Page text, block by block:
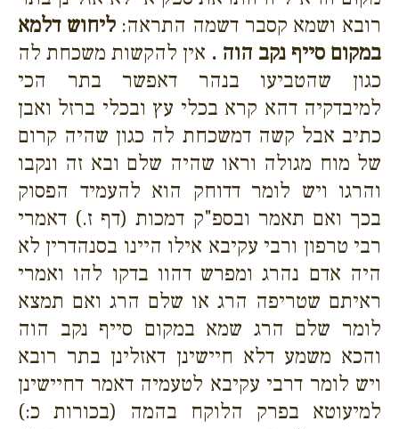
רובא ושמא קסבר דשמה התראה:ליחוש דלמא
במקום סייף נקב הוה . אין להקשות משכחת לה
כגון שהטביעו בנהר דאפשר בתר הכי
למיבדקיה דהא קרא בכלי עץ ובכלי ברזל ואבן
כתיב אבל קשה דמשכחת לה כגון שהיה קרום
של מוח מגולה וראו שהיה שלם ובא זה ונקבו
והרגו ויש לומר דדוחק הוא להעמיד הפסוק
בכך ואם תאמר ובספ"ק דמכות (דף ז.) דאמרי
רבי טרפון ורבי עקיבא אילו היינו בסנהדרין לא
היה אדם נהרג ומפרש דהוו בדקו להו ואמרי
ראיתם שטריפה הרג או שלם הרג ואם תמצא
לומר שלם הרג שמא במקום סייף נקב הוה
והכא משמע דלא חיישינן דאזלינן בתר רובא
ויש לומר דרבי עקיבא לטעמיה דאמר דחיישינן
למיעוטא בפרק הלוקח בהמה (בכורות כ:)